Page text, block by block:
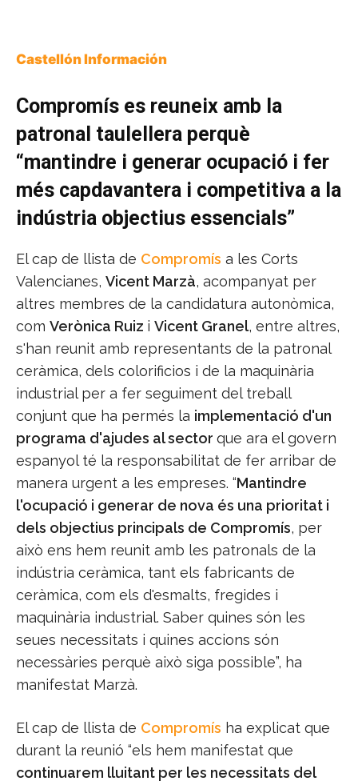
Castellón Información
Compromís es reuneix amb la
patronal taulellera perquè
“mantindre i generar ocupació i fer
més capdavantera i competitiva a la
indústria objectius essencials”
El cap de llista de Compromís a les Corts
Valencianes, Vicent Marzà, acompanyat per
altres membres de la candidatura autonòmica,
com Verònica Ruiz i Vicent Granel, entre altres,
s'han reunit amb representants de la patronal
ceràmica, dels colorificios i de la maquinària
industrial per a fer seguiment del treball
conjunt que ha permés la implementació d'un
programa d'ajudes al sector que ara el govern
espanyol té la responsabilitat de fer arribar de
manera urgent a les empreses. “Mantindre
l'ocupació i generar de nova és una prioritat i
dels objectius principals de Compromís, per
això ens hem reunit amb les patronals de la
indústria ceràmica, tant els fabricants de
ceràmica, com els d'esmalts, fregides i
maquinària industrial. Saber quines són les
seues necessitats i quines accions són
necessàries perquè això siga possible”, ha
manifestat Marzà.
El cap de llista de Compromís ha explicat que
durant la reunió “els hem manifestat que
continuarem lluitant per les necessitats del